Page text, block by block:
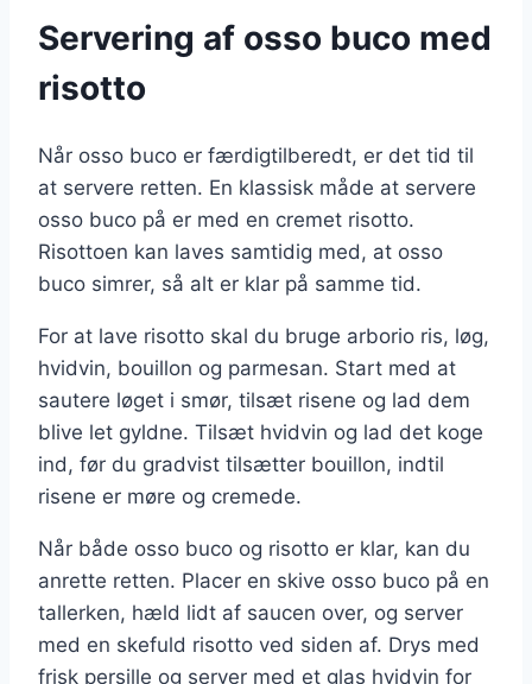
Servering af osso buco med
risotto
Når osso buco er færdigtilberedt, er det tid til
at servere retten. En klassisk måde at servere
osso buco på er med en cremet risotto.
Risottoen kan laves samtidig med, at osso
buco simrer, så alt er klar på samme tid.
For at lave risotto skal du bruge arborio ris, løg,
hvidvin, bouillon og parmesan. Start med at
sautere løget i smør, tilsæt risene og lad dem
blive let gyldne. Tilsæt hvidvin og lad det koge
ind, før du gradvist tilsætter bouillon, indtil
risene er møre og cremede.
Når både osso buco og risotto er klar, kan du
anrette retten. Placer en skive osso buco på en
tallerken, hæld lidt af saucen over, og server
med en skefuld risotto ved siden af. Drys med
frisk persille og server med et glas hvidvin for